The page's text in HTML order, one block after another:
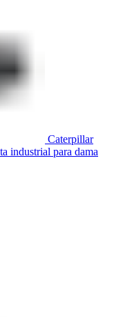
Caterpillar
industrial para dama